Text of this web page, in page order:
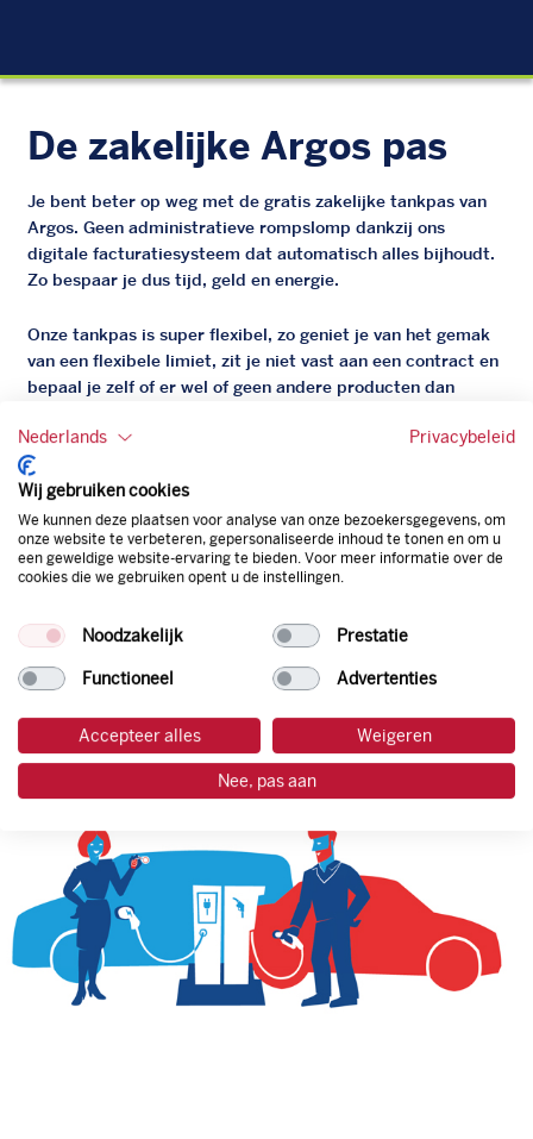
De zakelijke Argos pas
Je bent beter op weg met de gratis zakelijke tankpas van
Argos. Geen administratieve rompslomp dankzij ons
digitale facturatiesysteem dat automatisch alles bijhoudt.
Zo bespaar je dus tijd, geld en energie.
Onze tankpas is super flexibel, zo geniet je van het gemak
van een flexibele limiet, zit je niet vast aan een contract en
bepaal je zelf of er wel of geen andere producten dan
Bovendien profiteer je altijd van een gegarandeerde
korting. Mocht de pompprijs toch lager zijn dan betaal je
natuurlijk de prijs aan de pomp. Zo ben je altijd verzekerd
van de laagste prijs.
Nederlands Privacybeleid
Wij gebruiken cookies
We kunnen deze plaatsen voor analyse van onze bezoekersgegevens, om
onze website te verbeteren, gepersonaliseerde inhoud te tonen en om u
een geweldige website-ervaring te bieden. Voor meer informatie over de
cookies die we gebruiken opent u de instellingen.
Noodzakelijk Prestatie
Functioneel Advertenties
Accepteer alles Weigeren
Nee, pas aan